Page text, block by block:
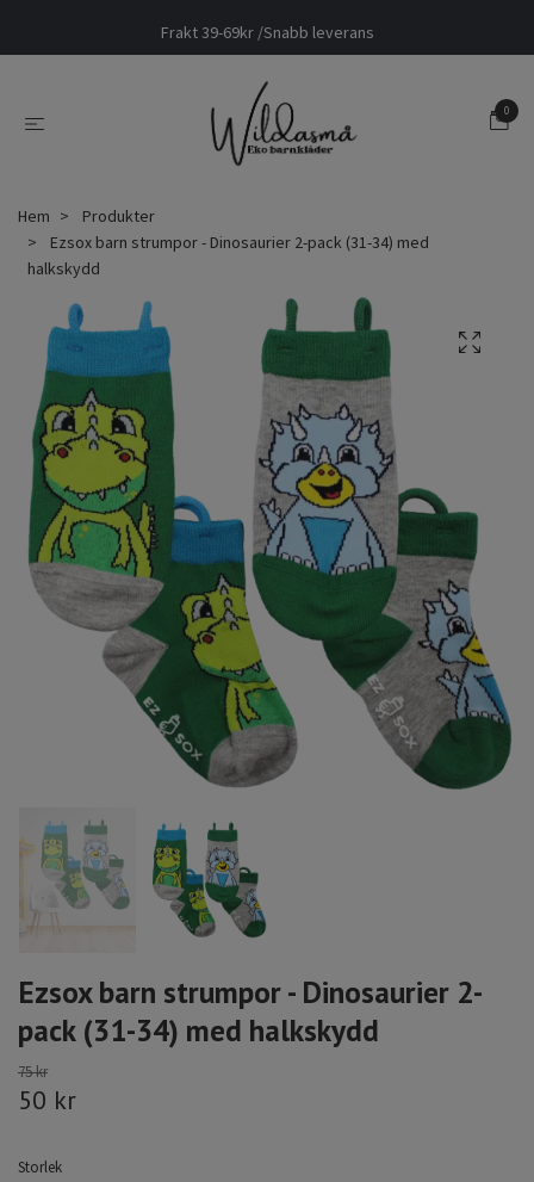
Frakt 39-69kr /Snabb leverans
0
Hem
Produkter
Ezsox barn strumpor - Dinosaurier 2-pack (31-34) med
halkskydd
Ezsox barn strumpor - Dinosaurier 2-
pack (31-34) med halkskydd
75 kr
50 kr
Storlek